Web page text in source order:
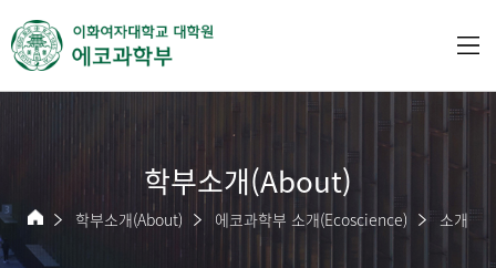
학부소개(About)
학부소개(About) 에코과학부 소개(Ecoscience) 소개